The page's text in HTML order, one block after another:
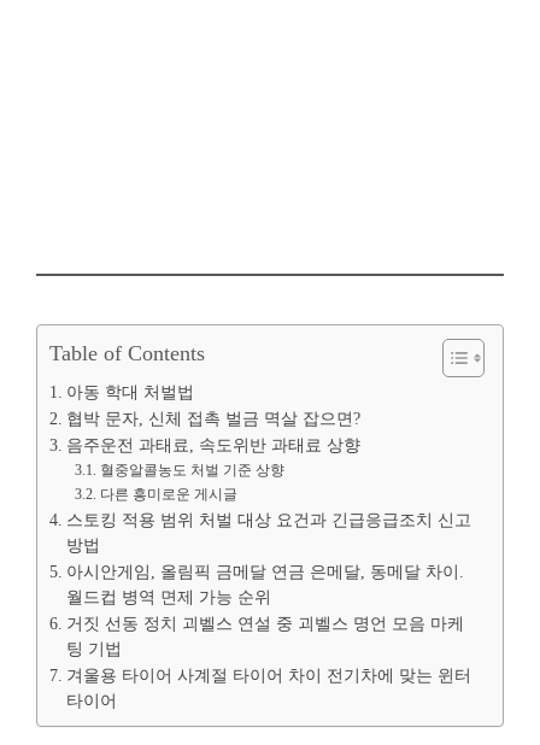
Table of Contents
아동 학대 처벌법
협박 문자, 신체 접촉 벌금 멱살 잡으면?
음주운전 과태료, 속도위반 과태료 상향
혈중알콜농도 처벌 기준 상향
다른 흥미로운 게시글
스토킹 적용 범위 처벌 대상 요건과 긴급응급조치 신고
방법
아시안게임, 올림픽 금메달 연금 은메달, 동메달 차이.
월드컵 병역 면제 가능 순위
거짓 선동 정치 괴벨스 연설 중 괴벨스 명언 모음 마케
팅 기법
겨울용 타이어 사계절 타이어 차이 전기차에 맞는 윈터
타이어